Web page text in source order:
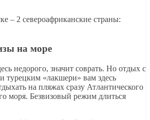
– 2 североафриканские страны:
на море
недорого, значит соврать. Но отдых с
турецким «лакшери» вам здесь
на пляжах сразу Атлантического
моря. Безвизовый режим длиться